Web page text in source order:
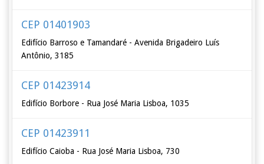
CEP 01401903
Edifício Barroso e Tamandaré - Avenida Brigadeiro Luís
Antônio, 3185
CEP 01423914
Edifício Borbore - Rua José Maria Lisboa, 1035
CEP 01423911
Edifício Caioba - Rua José Maria Lisboa, 730